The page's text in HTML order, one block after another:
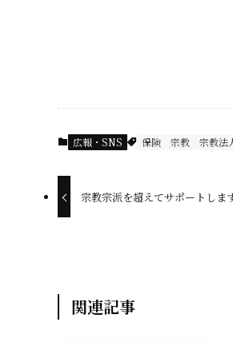
広報・SNS 保険 宗教 宗教法
宗教宗派を超えてサポートしま
関連記事